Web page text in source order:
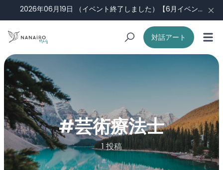
2026年06月19日 （イベント終了しました）【6月イベント】ナナイロ会議#3：福祉現場から見える景色 （Guest：田中侑未さん）
対話アート
#芸術療法士
1 投稿